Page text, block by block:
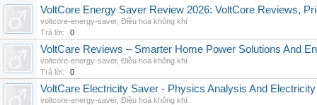
VoltCore Energy Saver Review 2026: VoltCore Reviews,
voltcore-energy-saver, Điều hoà không khí
Trả lời:
0
VoltCare Reviews – Smarter Home Power Solutions And
voltcore-energy-saver, Điều hoà không khí
Trả lời:
0
VoltCare Electricity Saver - Physics Analysis And
voltcore-energy-saver, Điều hoà không khí